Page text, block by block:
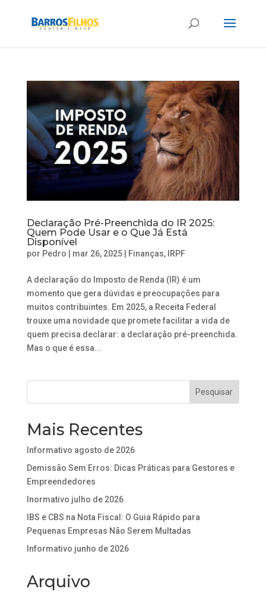
Declaração Pré-Preenchida do IR 2025:
Quem Pode Usar e o Que Já Está
Disponível
por Pedro | mar 26, 2025| Finanças, IRPF
A declaração do Imposto de Renda (IR) é um
momento que gera dúvidas e preocupações para
muitos contribuintes. Em 2025, a Receita Federal
trouxe uma novidade que promete facilitar a vida de
quem precisa declarar: a declaração pré-preenchida.
Mas o que é essa...
Mais Recentes
Informativo agosto de 2026
Demissão Sem Erros: Dicas Práticas para Gestores e
Empreendedores
Inormativo julho de 2026
IBS e CBS na Nota Fiscal: O Guia Rápido para
Pequenas Empresas Não Serem Multadas
Informativo junho de 2026
Arquivo